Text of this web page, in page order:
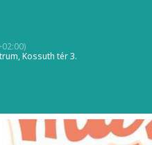
, Kossuth tér 3.